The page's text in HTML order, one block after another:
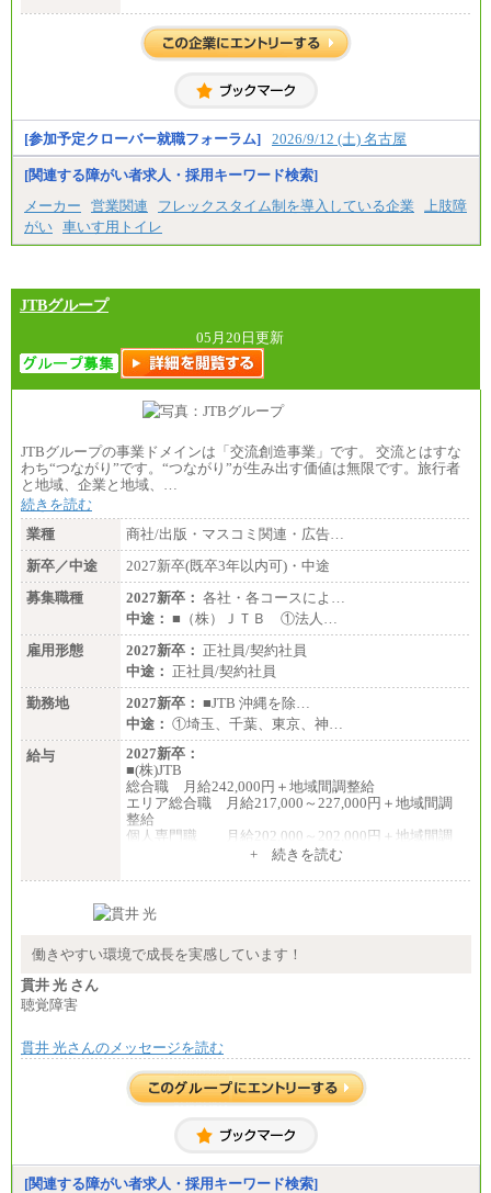
・高専卒（本科）／月給256,000円
一般事務職
・高専卒（専攻科）／月給206,400円
・高専卒（本科）月給197,800円
・短大卒／月給197,800円
・専門卒（2年）／月給197,800円
※試用期間中も給与に変更はございません。
中途：
（１）（２）
月給：270,000円～
想定年収：490万円～1,100万円
（３）
月給：190,000円～
想定年収：340万円～610万円
年収例：
・460万円/28歳・月給26万円
（４）
月給：201,000円～
想定年収：360万円～680万円
・520万円/32歳・月給29万円
年収例は賞与含む、残業代・家族手当含まず
※キャリアや能力等を考慮の上、当社規定により確
定します
※残業手当：別途支給
※固定給に固定残業代含まず
※試用期間中も給与に変更なし
[参加予定クローバー就職フォーラム] 2026/9/12 (土) 名古屋
[関連する障がい者求人・採用キーワード検索]
メーカー
営業関連 フレックスタイム制を導入している企業
上肢障
がい 車いす用トイレ
JTBグループ
05月20日更新
JTBグループの事業ドメインは「交流創造事業」です。 交流とはすな
わち“つながり”です。“つながり”が生み出す価値は無限です。旅行者
と地域、企業と地域、…
続きを読む
業種
商社/出版・マスコミ関連・広告…
新卒／中途
2027新卒(既卒3年以内可)・中途
募集職種
2027新卒： 各社・各コースによ…
中途： ■（株）ＪＴＢ ①法人…
雇用形態
2027新卒： 正社員/契約社員
中途： 正社員/契約社員
勤務地
2027新卒： ■JTB 沖縄を除…
中途： ①埼玉、千葉、東京、神…
給与
2027新卒：
■(株)JTB
総合職 月給242,000円＋地域間調整給
エリア総合職 月給217,000～227,000円＋地域間調
整給
個人専門職 月給202,000～202,000円＋地域間調
総合職 月給208,000～235,000円
※詳細はJTBキャリアサイトよりご確認ください。
総合職 月給220,000～230,000円＋地域間調整給
整給
※詳細はJTBキャリアサイトよりご確認ください。
■(株)JTBコミュニケーションデザイン
総合職 月給230,000円
みなし残業手当：20,000円（一律支給）※みなし
残業手当の残業時間は10.43時間。
+ 続きを読む
働きやすい環境で成長を実感しています！
貫井 光 さん
聴覚障害
貫井 光さんのメッセージを読む
[関連する障がい者求人・採用キーワード検索]